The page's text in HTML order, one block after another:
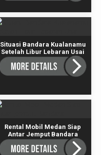
Situasi Bandara Kualanamu
Setelah Libur Lebaran Usai
Rental Mobil Medan Siap
Antar Jemput Bandara